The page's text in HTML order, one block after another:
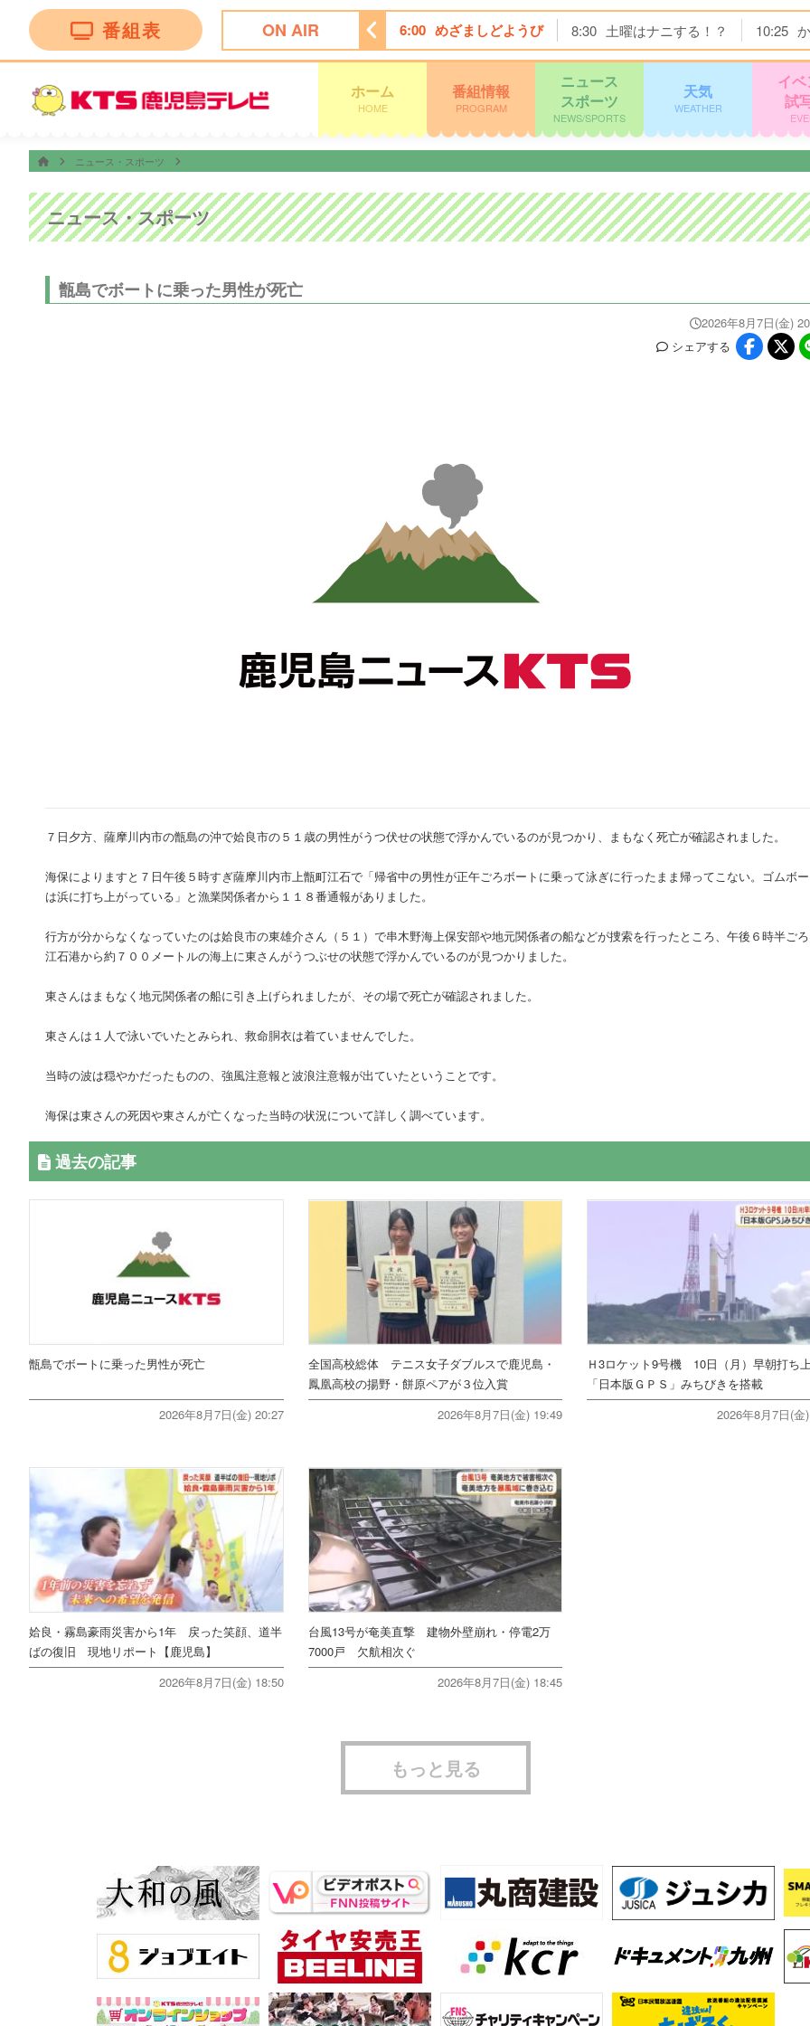
番組表 ON AIR
ーニーズテレビショッピング ＴＨＥフィッシング 6:00 めざましどようび 8:30 土曜はナニする！？ 10:25
ホーム
HOME
番組情報
PROGRAM
ニュース
スポーツ
NEWS/SPORTS
天気
WEATHER
イ
試
ニュース・スポーツ
ニュース・スポーツ
甑島でボートに乗った男性が死亡
2026年8月7日(金)
シェアする
７日夕方、薩摩川内市の甑島の沖で姶良市の５１歳の男性がうつ伏せの状態で浮かんでいるのが見つかり、まもなく死亡が確認されました。
海保によりますと７日午後５時すぎ薩摩川内市上甑町江石で「帰省中の男性が正午ごろボートに乗って泳ぎに行ったまま帰ってこない。ゴムボ
は浜に打ち上がっている」と漁業関係者から１１８番通報がありました。
行方が分からなくなっていたのは姶良市の東雄介さん（５１）で串木野海上保安部や地元関係者の船などが捜索を行ったところ、午後６時半ご
江石港から約７００メートルの海上に東さんがうつぶせの状態で浮かんでいるのが見つかりました。
東さんはまもなく地元関係者の船に引き上げられましたが、その場で死亡が確認されました。
東さんは１人で泳いでいたとみられ、救命胴衣は着ていませんでした。
当時の波は穏やかだったものの、強風注意報と波浪注意報が出ていたということです。
海保は東さんの死因や東さんが亡くなった当時の状況について詳しく調べています。
過去の記事
甑島でボートに乗った男性が死亡
2026年8月7日(金) 20:27
全国高校総体 テニス女子ダブルスで鹿児島・
鳳凰高校の揚野・餅原ペアが３位入賞
2026年8月7日(金) 19:49
Ｈ3ロケット9号機 10日（月）早朝打
「日本版ＧＰＳ」みちびきを搭載
2026年8月7日(金
姶良・霧島豪雨災害から1年 戻った笑顔、道半
ばの復旧 現地リポート【鹿児島】
2026年8月7日(金) 18:50
台風13号が奄美直撃 建物外壁崩れ・停電2万
7000戸 欠航相次ぐ
2026年8月7日(金) 18:45
もっと見る